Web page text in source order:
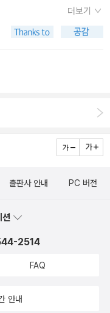
보다 반응이 별로 없는
르 혼용 작품보다 고
브래드버리 소설이 맘에
드 모파상, 투르게네
안 갈 수가! 자칭 '신비
막심 고리키 《가난한
#Axt어
엿볼 수 있는 인터뷰
살 때 2천 원 추가 마
한 복잡계 정리 좀 하
딱 2명이다. 그 정도면
본으로 다시 나온 곰
판사, 2017)를 고른다.
일본 철학교수들의 책을
그리고 내가 추천사를
함께 사는 그 난감함에
계에 관한 무도인의 조
를 유지하는 데 필요한
년 넘게 홀로 아이를 키
로 된 것이 필사용 노트
고보고싶던 책도 샀고
김애란의 소설..어떨까,
불어모두 행복하세요오
더보기
출판사 안내 PC 버전
션
2514
FAQ
안내